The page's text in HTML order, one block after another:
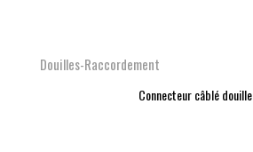
Douilles-Raccordement
Connecteur câblé douille...